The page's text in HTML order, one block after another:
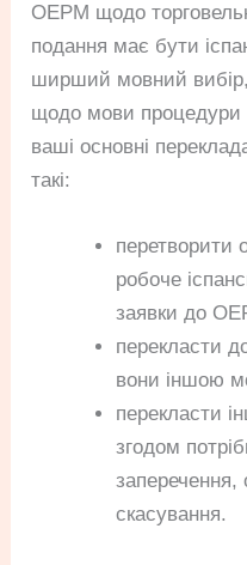
OEPM щодо
подання має бути
ширший мовний
щодо мови процедури
ваші основні
такі:
перетворити
робоче
заявки до
перекласти
вони іншою
перекласти
згодом
заперечення,
скасування.